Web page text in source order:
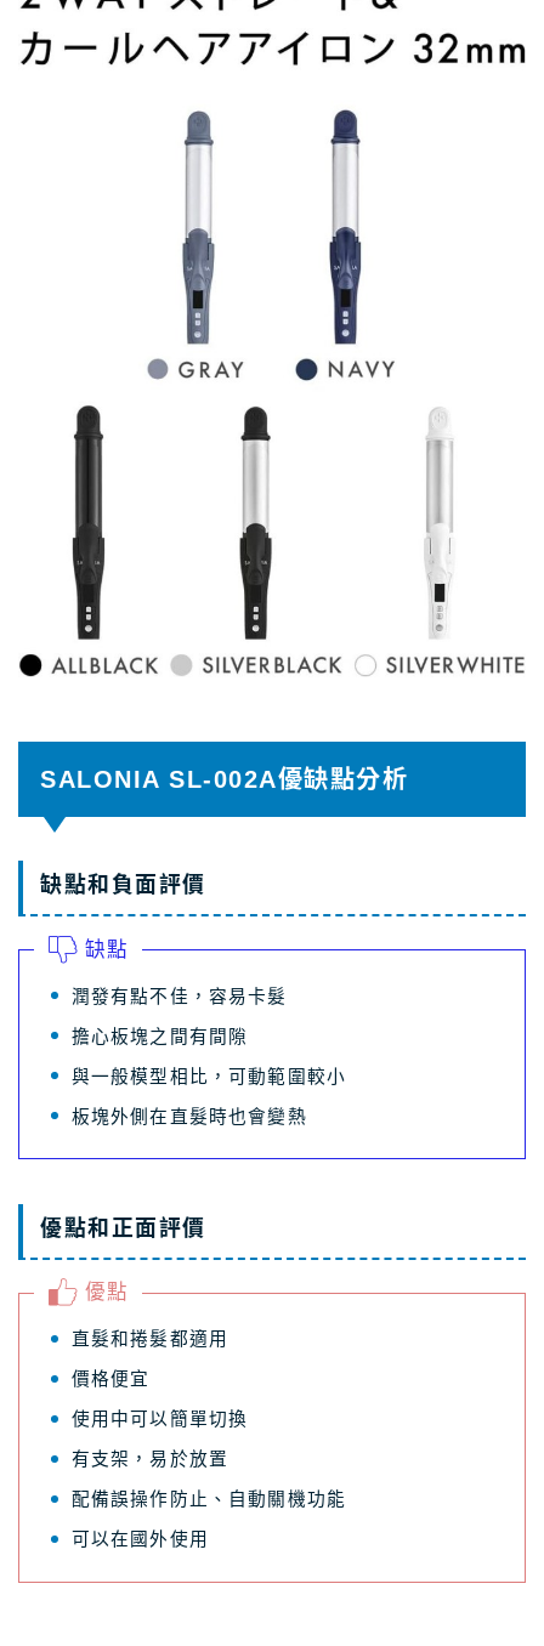
SALONIA SL-002A優缺點分析
缺點和負面評價
缺點
潤發有點不佳，容易卡髮
擔心板塊之間有間隙
與一般模型相比，可動範圍較小
板塊外側在直髮時也會變熱
優點和正面評價
優點
直髮和捲髮都適用
價格便宜
使用中可以簡單切換
有支架，易於放置
配備誤操作防止、自動關機功能
可以在國外使用